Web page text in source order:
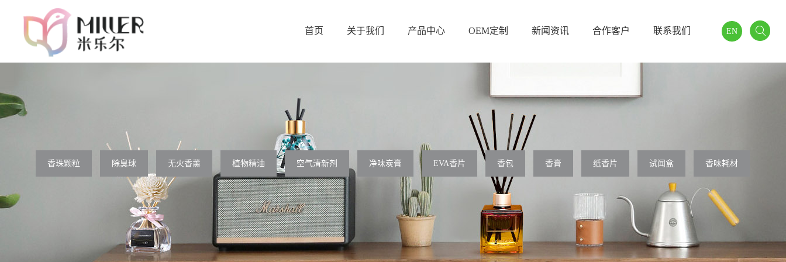
EN
首页 关于我们 产品中心 OEM定制 新闻资讯 合作客户 联系我们
香珠颗粒 除臭球 无火香薰 植物精油 空气清新剂 净味炭膏 EVA香片 香包 香膏 纸香片 试闻盒 香味耗材